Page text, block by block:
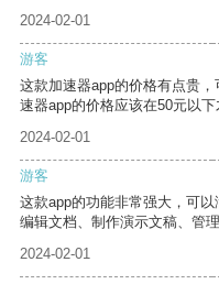
2024-02-01
游客
这款加速器app的价格有点贵
速器app的价格应该在50元以下
2024-02-01
游客
这款app的功能非常强大，可
编辑文档、制作演示文稿、管理
2024-02-01